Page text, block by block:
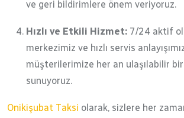
ve geri bildirimlere önem veriyoruz.
Hızlı ve Etkili Hizmet: 7/24 aktif
merkezimiz ve hızlı servis
müşterilerimize her an ulaşılabilir
sunuyoruz.
Onikişubat Taksi olarak, sizlere her